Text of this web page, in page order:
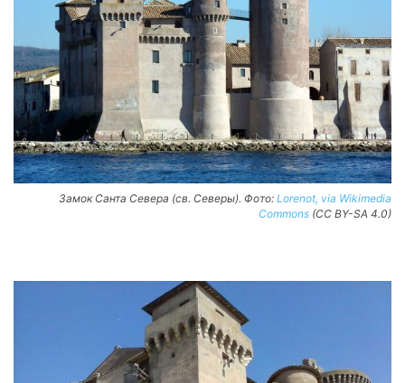
Замок Санта Севера (св. Северы). Фото: Lorenot, via Wikimedia
Commons (CC BY-SA 4.0)